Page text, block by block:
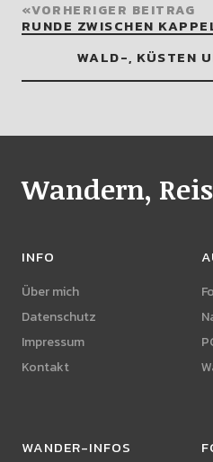
VORHERIGER BEITRAG
RUNDE ZWISCHEN
WALD-, KÜSTEN
Wandern,
INFO
Über mich
Datenschutz
Impressum
Kontakt
WANDER-INFOS